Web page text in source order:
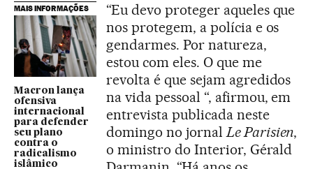
MAIS INFORMAÇÕES
Macron lança
ofensiva
internacional
para defender
seu plano
contra o
radicalismo
islâmico
“Eu devo proteger aqueles que
nos protegem, a polícia e os
gendarmes. Por natureza,
estou com eles. O que me
revolta é que sejam agredidos
na vida pessoal “, afirmou, em
entrevista publicada neste
domingo no jornalLe Parisien,
o ministro do Interior, Gérald